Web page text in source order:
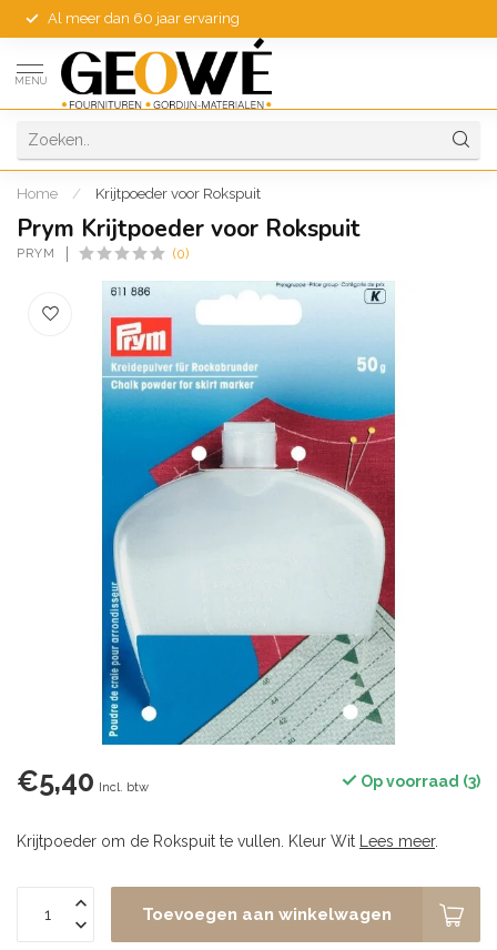
Al meer dan 60 jaar ervaring
MENU
Home / Krijtpoeder voor Rokspuit
Prym Krijtpoeder voor Rokspuit
PRYM (0)
€5,40 Incl. btw Op voorraad (3)
Krijtpoeder om de Rokspuit te vullen. Kleur Wit Lees meer.
Toevoegen aan winkelwagen